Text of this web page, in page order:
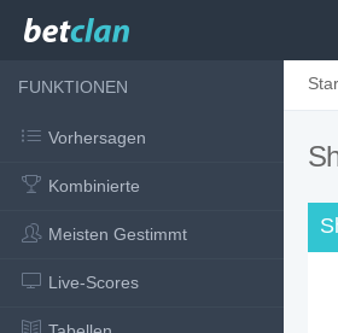
FUNKTIONEN
Vorhersagen
Kombinierte
Meisten Gestimmt
Live-Scores